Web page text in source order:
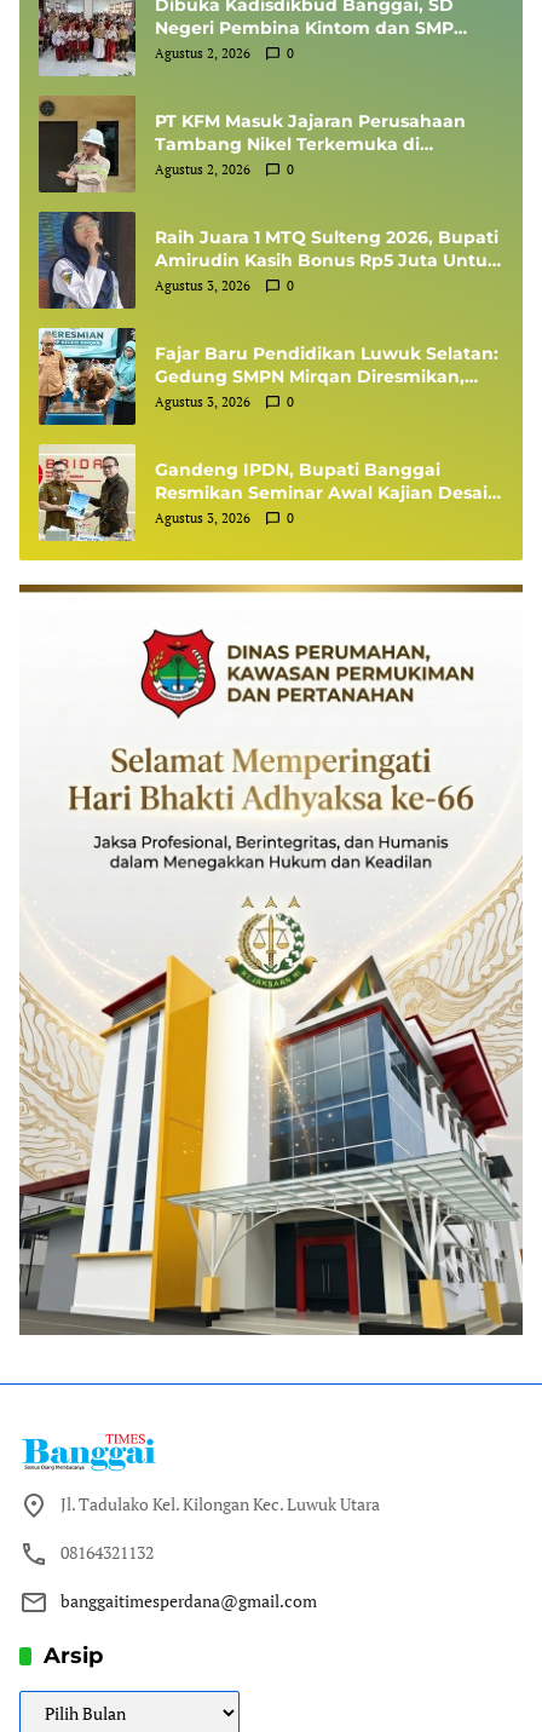
Dibuka Kadisdikbud Banggai, SD
Negeri Pembina Kintom dan SMP
Negeri 1 Pagimana Sabet Jawara
Agustus 2, 2026 0
PT KFM Masuk Jajaran Perusahaan
Tambang Nikel Terkemuka di
Indonesia, Diundang Kementerian
Agustus 2, 2026 0
Raih Juara 1 MTQ Sulteng 2026, Bupati
Amirudin Kasih Bonus Rp5 Juta Untuk
Siswi MTsN 1 Banggai, Kepala Sekolah
Agustus 3, 2026 0
Fajar Baru Pendidikan Luwuk Selatan:
Gedung SMPN Mirqan Diresmikan,
Bupati Banggai Targetkan Generasi
Agustus 3, 2026 0
Gandeng IPDN, Bupati Banggai
Resmikan Seminar Awal Kajian Desain
Besar Wilayah
Agustus 3, 2026 0
Jl. Tadulako Kel. Kilongan Kec. Luwuk Utara
08164321132
banggaitimesperdana@gmail.com
Arsip
Arsip